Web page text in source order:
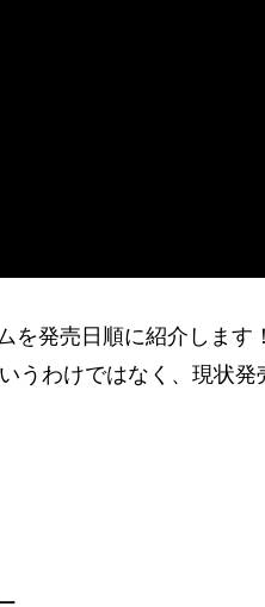
を発売日順に紹介します！
うわけではなく、現状発